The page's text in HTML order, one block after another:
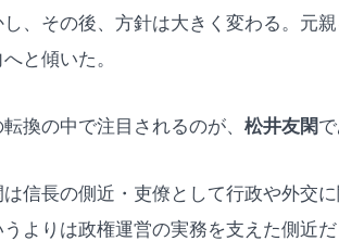
し、その後、方針は大きく変わる。元
と傾いた。
転換の中で注目されるのが、 松井友閑で
は信長の側近・吏僚として行政や外交
うよりは政権運営の実務を支えた側近